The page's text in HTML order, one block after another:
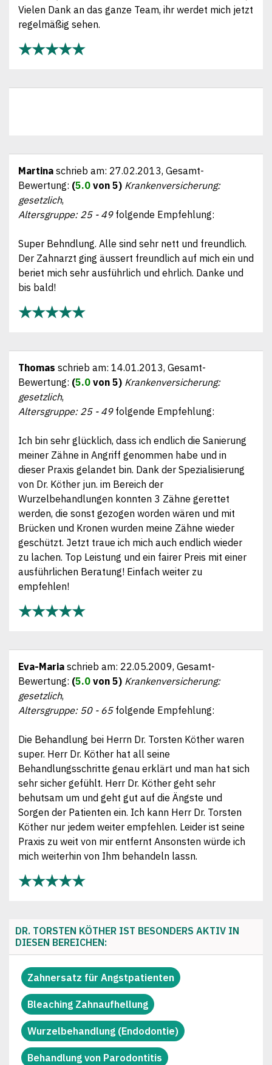
Vielen Dank an das ganze Team, ihr werdet mich jetzt
regelmäßig sehen.
★★★★★
Martina schrieb am: 27.02.2013, Gesamt-
Bewertung: (5.0 von 5) Krankenversicherung:
gesetzlich,
Altersgruppe: 25 - 49folgende Empfehlung:
Super Behndlung. Alle sind sehr nett und freundlich.
Der Zahnarzt ging äussert freundlich auf mich ein und
beriet mich sehr ausführlich und ehrlich. Danke und
bis bald!
★★★★★
Thomas schrieb am: 14.01.2013, Gesamt-
Bewertung: (5.0 von 5) Krankenversicherung:
gesetzlich,
Altersgruppe: 25 - 49folgende Empfehlung:
Ich bin sehr glücklich, dass ich endlich die Sanierung
meiner Zähne in Angriff genommen habe und in
dieser Praxis gelandet bin. Dank der Spezialisierung
von Dr. Köther jun. im Bereich der
Wurzelbehandlungen konnten 3 Zähne gerettet
werden, die sonst gezogen worden wären und mit
Brücken und Kronen wurden meine Zähne wieder
geschützt. Jetzt traue ich mich auch endlich wieder
zu lachen. Top Leistung und ein fairer Preis mit einer
ausführlichen Beratung! Einfach weiter zu
empfehlen!
★★★★★
Eva-Maria schrieb am: 22.05.2009, Gesamt-
Bewertung: (5.0 von 5) Krankenversicherung:
gesetzlich,
Altersgruppe: 50 - 65folgende Empfehlung:
Die Behandlung bei Herrn Dr. Torsten Köther waren
super. Herr Dr. Köther hat all seine
Behandlungsschritte genau erklärt und man hat sich
sehr sicher gefühlt. Herr Dr. Köther geht sehr
behutsam um und geht gut auf die Ängste und
Sorgen der Patienten ein. Ich kann Herr Dr. Torsten
Köther nur jedem weiter empfehlen. Leider ist seine
Praxis zu weit von mir entfernt Ansonsten würde ich
mich weiterhin von Ihm behandeln lassn.
★★★★★
DR. TORSTEN KÖTHER IST BESONDERS AKTIV IN
DIESEN BEREICHEN:
Zahnersatz für Angstpatienten
Bleaching Zahnaufhellung
Wurzelbehandlung (Endodontie)
Behandlung von Parodontitis